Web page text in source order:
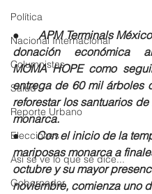
Política
Nacional Internacional
Columnistas
Salud
Reporte Urbano
Elecciones
Así se ve lo que se dice...
Gobernador
●      APM Terminals
donación económica
MOMA HOPE como
entrega de 60 mil árboles
reforestar los santuarios
monarca.
●      Con el inicio de la
mariposas monarca a
octubre y su mayor
noviembre, comienza uno